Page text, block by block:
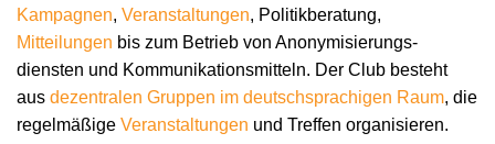
Kampagnen, Veranstaltungen, Politikberatung,
Mitteilungen bis zum Betrieb von Anonymisierungs­
diensten und Kommunikations­mitteln. Der Club besteht
aus dezentralen Gruppen im deutschsprachigen Raum, die
regelmäßige Veranstaltungen und Treffen organisieren.